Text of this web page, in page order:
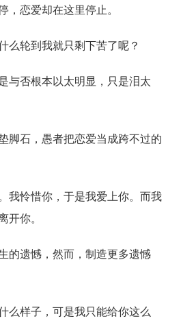
，恋爱却在这里停止。
么轮到我就只剩下苦了呢？
与否根本以太明显，只是泪太
脚石，愚者把恋爱当成跨不过的
我怜惜你，于是我爱上你。而我
你。
的遗憾，然而，制造更多遗憾
么样子，可是我只能给你这么